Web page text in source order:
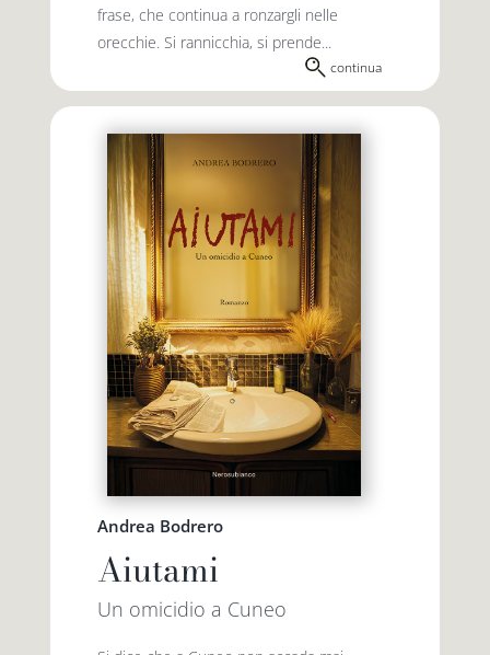
frase, che continua a ronzargli nelle
orecchie. Si rannicchia, si prende...
continua
Andrea Bodrero
Aiutami
Un omicidio a Cuneo